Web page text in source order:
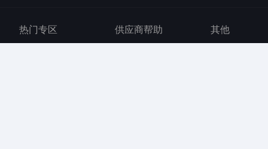
热门专区 供应商帮助 其他